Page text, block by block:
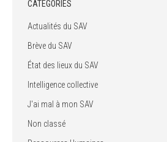
CATÉGORIES
Actualités du SAV
Brève du SAV
État des lieux du SAV
Intelligence collective
J'ai mal à mon SAV
Non classé